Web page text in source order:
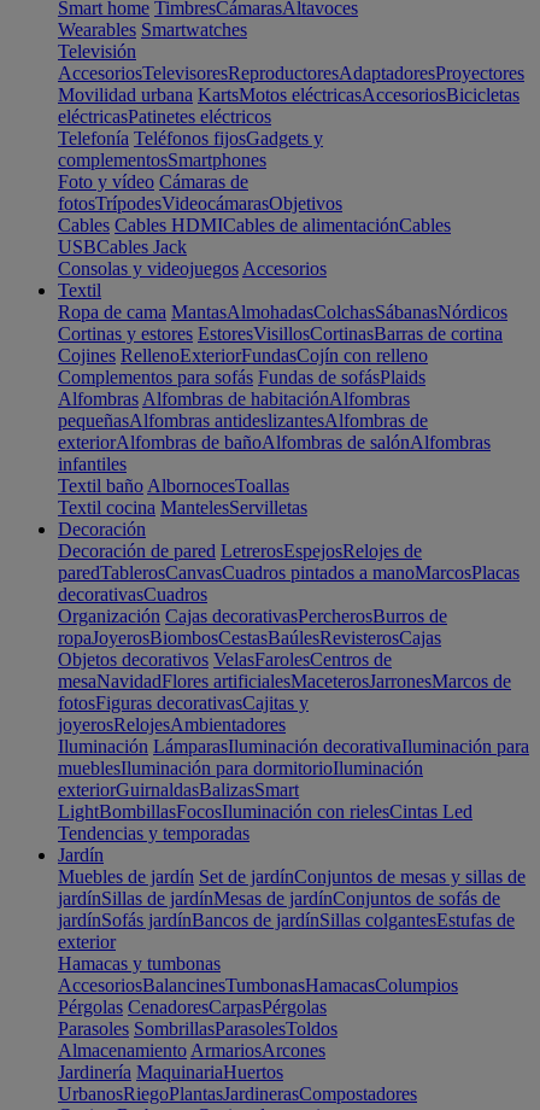
Smart home TimbresCámarasAltavoces
Wearables Smartwatches
Televisión
AccesoriosTelevisoresReproductoresAdaptadoresProyectores
Movilidad urbana KartsMotos eléctricasAccesoriosBicicletas
eléctricasPatinetes eléctricos
Telefonía Teléfonos fijosGadgets y
complementosSmartphones
Foto y vídeo Cámaras de
fotosTrípodesVideocámarasObjetivos
Cables Cables HDMICables de alimentaciónCables
USBCables Jack
Consolas y videojuegos Accesorios
Textil
Ropa de cama MantasAlmohadasColchasSábanasNórdicos
Cortinas y estores EstoresVisillosCortinasBarras de cortina
Cojines RellenoExteriorFundasCojín con relleno
Complementos para sofás Fundas de sofásPlaids
Alfombras Alfombras de habitaciónAlfombras
pequeñasAlfombras antideslizantesAlfombras de
exteriorAlfombras de bañoAlfombras de salónAlfombras
infantiles
Textil baño AlbornocesToallas
Textil cocina MantelesServilletas
Decoración
Decoración de pared LetrerosEspejosRelojes de
paredTablerosCanvasCuadros pintados a manoMarcosPlacas
decorativasCuadros
Organización Cajas decorativasPercherosBurros de
ropaJoyerosBiombosCestasBaúlesRevisterosCajas
Objetos decorativos VelasFarolesCentros de
mesaNavidadFlores artificialesMaceterosJarronesMarcos de
fotosFiguras decorativasCajitas y
joyerosRelojesAmbientadores
Iluminación LámparasIluminación decorativaIluminación para
mueblesIluminación para dormitorioIluminación
exteriorGuirnaldasBalizasSmart
LightBombillasFocosIluminación con rielesCintas Led
Tendencias y temporadas
Jardín
Muebles de jardín Set de jardínConjuntos de mesas y sillas de
jardínSillas de jardínMesas de jardínConjuntos de sofás de
jardínSofás jardínBancos de jardínSillas colgantesEstufas de
exterior
Hamacas y tumbonas
AccesoriosBalancinesTumbonasHamacasColumpios
Pérgolas CenadoresCarpasPérgolas
Parasoles SombrillasParasolesToldos
Almacenamiento ArmariosArcones
Jardinería MaquinariaHuertos
UrbanosRiegoPlantasJardinerasCompostadores